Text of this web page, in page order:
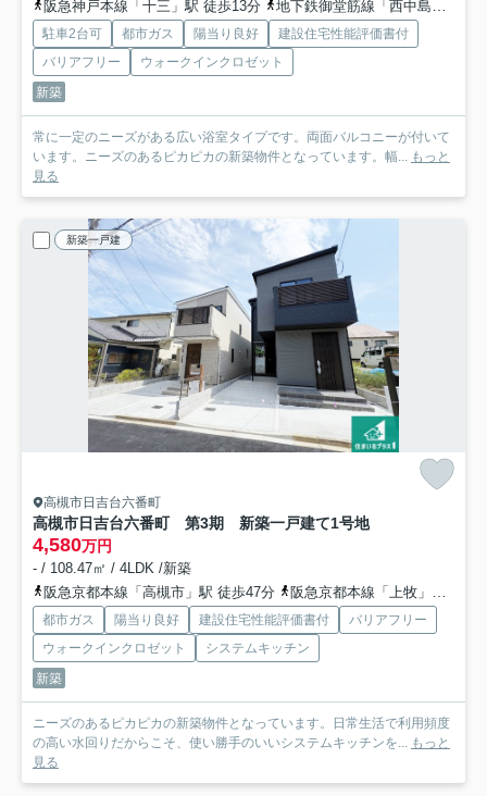
阪急神戸本線「十三」駅 徒歩13分 地下鉄御堂筋線「西中島南方」駅 徒歩19分
駐車2台可 都市ガス 陽当り良好
建設住宅性能評価書付
バリアフリー
ウォークインクロゼット
新築
常に一定のニーズがある広い浴室タイプです。両面バルコニーが付いて
います。ニーズのあるピカピカの新築物件となっています。幅...
もっと
見る
新築一戸建
高槻市日吉台六番町
高槻市日吉台六番町 第3期 新築一戸建て1号地
4,580万円
- / 108.47㎡ / 4LDK /新築
阪急京都本線「高槻市」駅 徒歩47分
阪急京都本線「上牧」駅 徒歩68分
都市ガス 陽当り良好 建設住宅性能評価書付
バリアフリー
ウォークインクロゼット
システムキッチン
新築
ニーズのあるピカピカの新築物件となっています。日常生活で利用頻度
の高い水回りだからこそ、使い勝手のいいシステムキッチンを...
もっと
見る